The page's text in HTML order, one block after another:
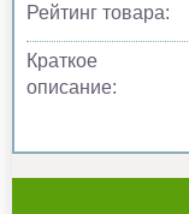
Рейтинг товара:
Краткое
описание: